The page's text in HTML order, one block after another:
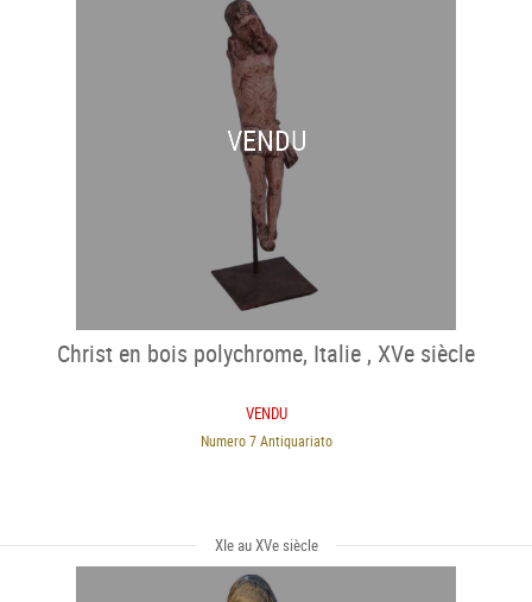
VENDU
Christ en bois polychrome, Italie , XVe siècle
VENDU
Numero 7 Antiquariato
XIe au XVe siècle